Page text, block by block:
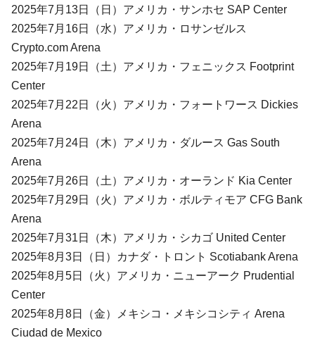
2025年7月13日（日）アメリカ・サンホセ SAP Center
2025年7月16日（水）アメリカ・ロサンゼルス
Crypto.com Arena
2025年7月19日（土）アメリカ・フェニックス Footprint
Center
2025年7月22日（火）アメリカ・フォートワース Dickies
Arena
2025年7月24日（木）アメリカ・ダルース Gas South
Arena
2025年7月26日（土）アメリカ・オーランド Kia Center
2025年7月29日（火）アメリカ・ボルティモア CFG Bank
Arena
2025年7月31日（木）アメリカ・シカゴ United Center
2025年8月3日（日）カナダ・トロント Scotiabank Arena
2025年8月5日（火）アメリカ・ニューアーク Prudential
Center
2025年8月8日（金）メキシコ・メキシコシティ Arena
Ciudad de Mexico